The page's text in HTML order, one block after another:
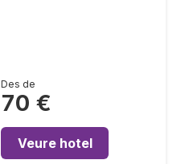
Des de
70 €
Veure hotel